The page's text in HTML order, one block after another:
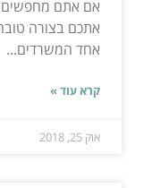
אם אתם מחפשים
אתכם בצורה
אחד המשרדים...
קרא עוד »
אוק 25, 2018